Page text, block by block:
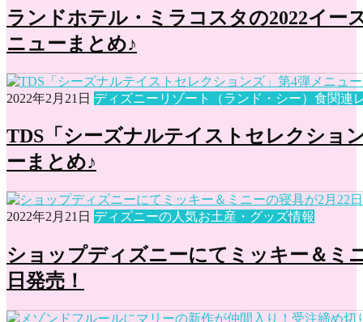
ランドホテル・ミラコスタの2022イー
ニューまとめ♪
2022年2月21日 ディズニーリゾート（ランド・シー）食関連
TDS「シーズナルテイストセレクショ
ーまとめ♪
2022年2月21日 ディズニーの人気お土産・グッズ情報
ショップディズニーにてミッキー＆ミ
日発売！